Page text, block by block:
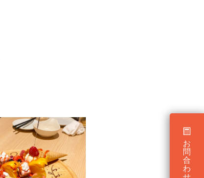
お
問
合
わ